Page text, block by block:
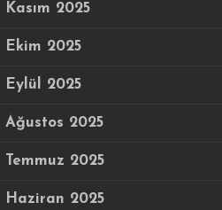
Kasım 2025
Ekim 2025
Eylül 2025
Ağustos 2025
Temmuz 2025
Haziran 2025